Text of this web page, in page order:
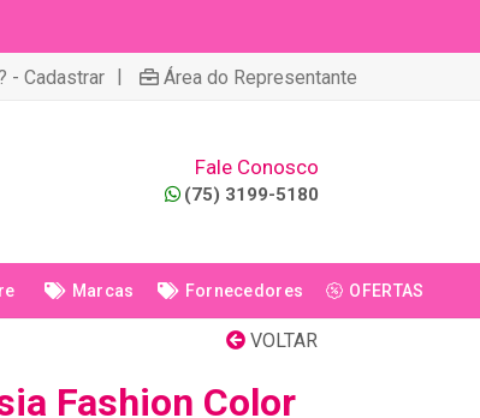
- Cadastrar | Área do Representante
Fale Conosco
(75) 3199-5180
Marcas Fornecedores OFERTAS
VOLTAR
Fashion Color